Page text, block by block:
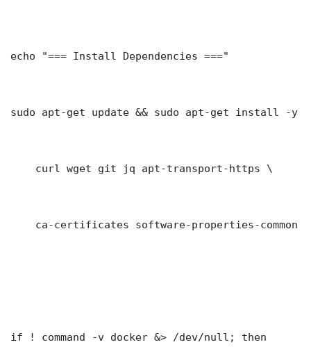
echo "=== Install Dependencies ==="
sudo apt-get update && sudo apt-get install -y \
    curl wget git jq apt-transport-https \
ca-certificates software-properties-common
if ! command -v docker &> /dev/null; then